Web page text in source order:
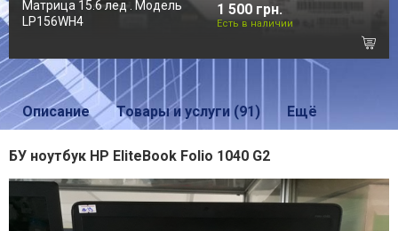
Матрица 15.6 лед . Модель
LP156WH4
1 500 грн.
Есть в наличии
Описание Товары и услуги (91) Ещё
БУ ноутбук HP EliteBook Folio 1040 G2